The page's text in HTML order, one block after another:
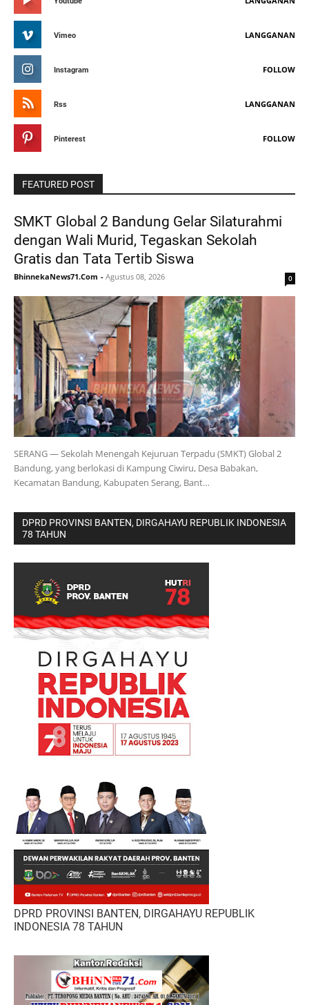
Vimeo LANGGANAN
Instagram FOLLOW
Rss LANGGANAN
Pinterest FOLLOW
FEATURED POST
SMKT Global 2 Bandung Gelar Silaturahmi
dengan Wali Murid, Tegaskan Sekolah
Gratis dan Tata Tertib Siswa
BhinnekaNews71.Com - Agustus 08, 2026 0
SERANG — Sekolah Menengah Kejuruan Terpadu (SMKT) Global 2
Bandung, yang berlokasi di Kampung Ciwiru, Desa Babakan,
Kecamatan Bandung, Kabupaten Serang, Bant…
DPRD PROVINSI BANTEN, DIRGAHAYU REPUBLIK INDONESIA
78 TAHUN
DPRD PROVINSI BANTEN, DIRGAHAYU REPUBLIK
INDONESIA 78 TAHUN